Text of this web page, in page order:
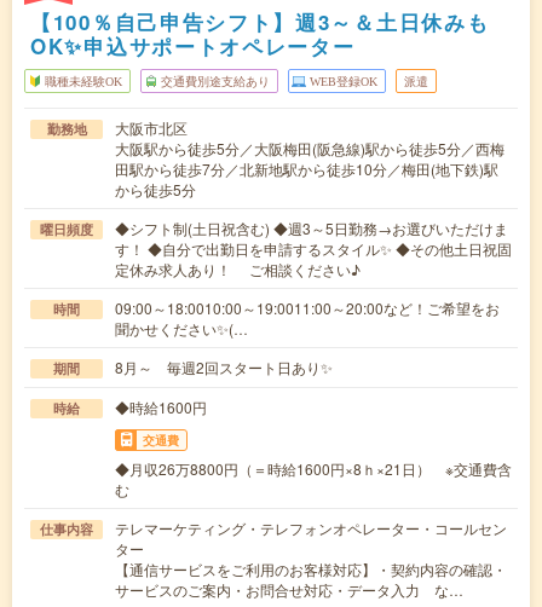
【100％自己申告シフト】週3～＆土日休みも
OK✨申込サポートオペレーター
職種未経験OK 交通費別途支給あり WEB登録OK 派遣
勤務地
大阪市北区
大阪駅から徒歩5分／大阪梅田(阪急線)駅から徒歩5分／西梅
田駅から徒歩7分／北新地駅から徒歩10分／梅田(地下鉄)駅
から徒歩5分
曜日頻度
◆シフト制(土日祝含む) ◆週3～5日勤務→お選びいただけま
す！ ◆自分で出勤日を申請するスタイル✨ ◆その他土日祝固
定休み求人あり！ ご相談ください♪
時間
09:00～18:0010:00～19:0011:00～20:00など！ご希望をお
聞かせください✨(…
期間 8月～ 毎週2回スタート日あり✨
時給 ◆時給1600円
交通費
◆月収26万8800円（＝時給1600円×8ｈ×21日） ※交通費含
む
仕事内容
テレマーケティング・テレフォンオペレーター・コールセン
ター
【通信サービスをご利用のお客様対応】・契約内容の確認・
サービスのご案内・お問合せ対応・データ入力 な…